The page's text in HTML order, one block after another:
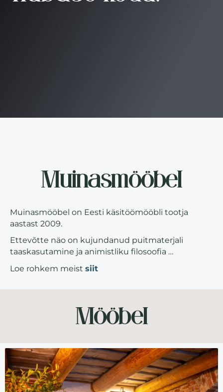
Muinasmööbel
Muinasmööbel on Eesti käsitöömööbli tootja
aastast 2009.
Ettevõtte näo on kujundanud puitmaterjali
taaskasutamine ja animistliku filosoofia …
Loe rohkem meist siit
Mööbel